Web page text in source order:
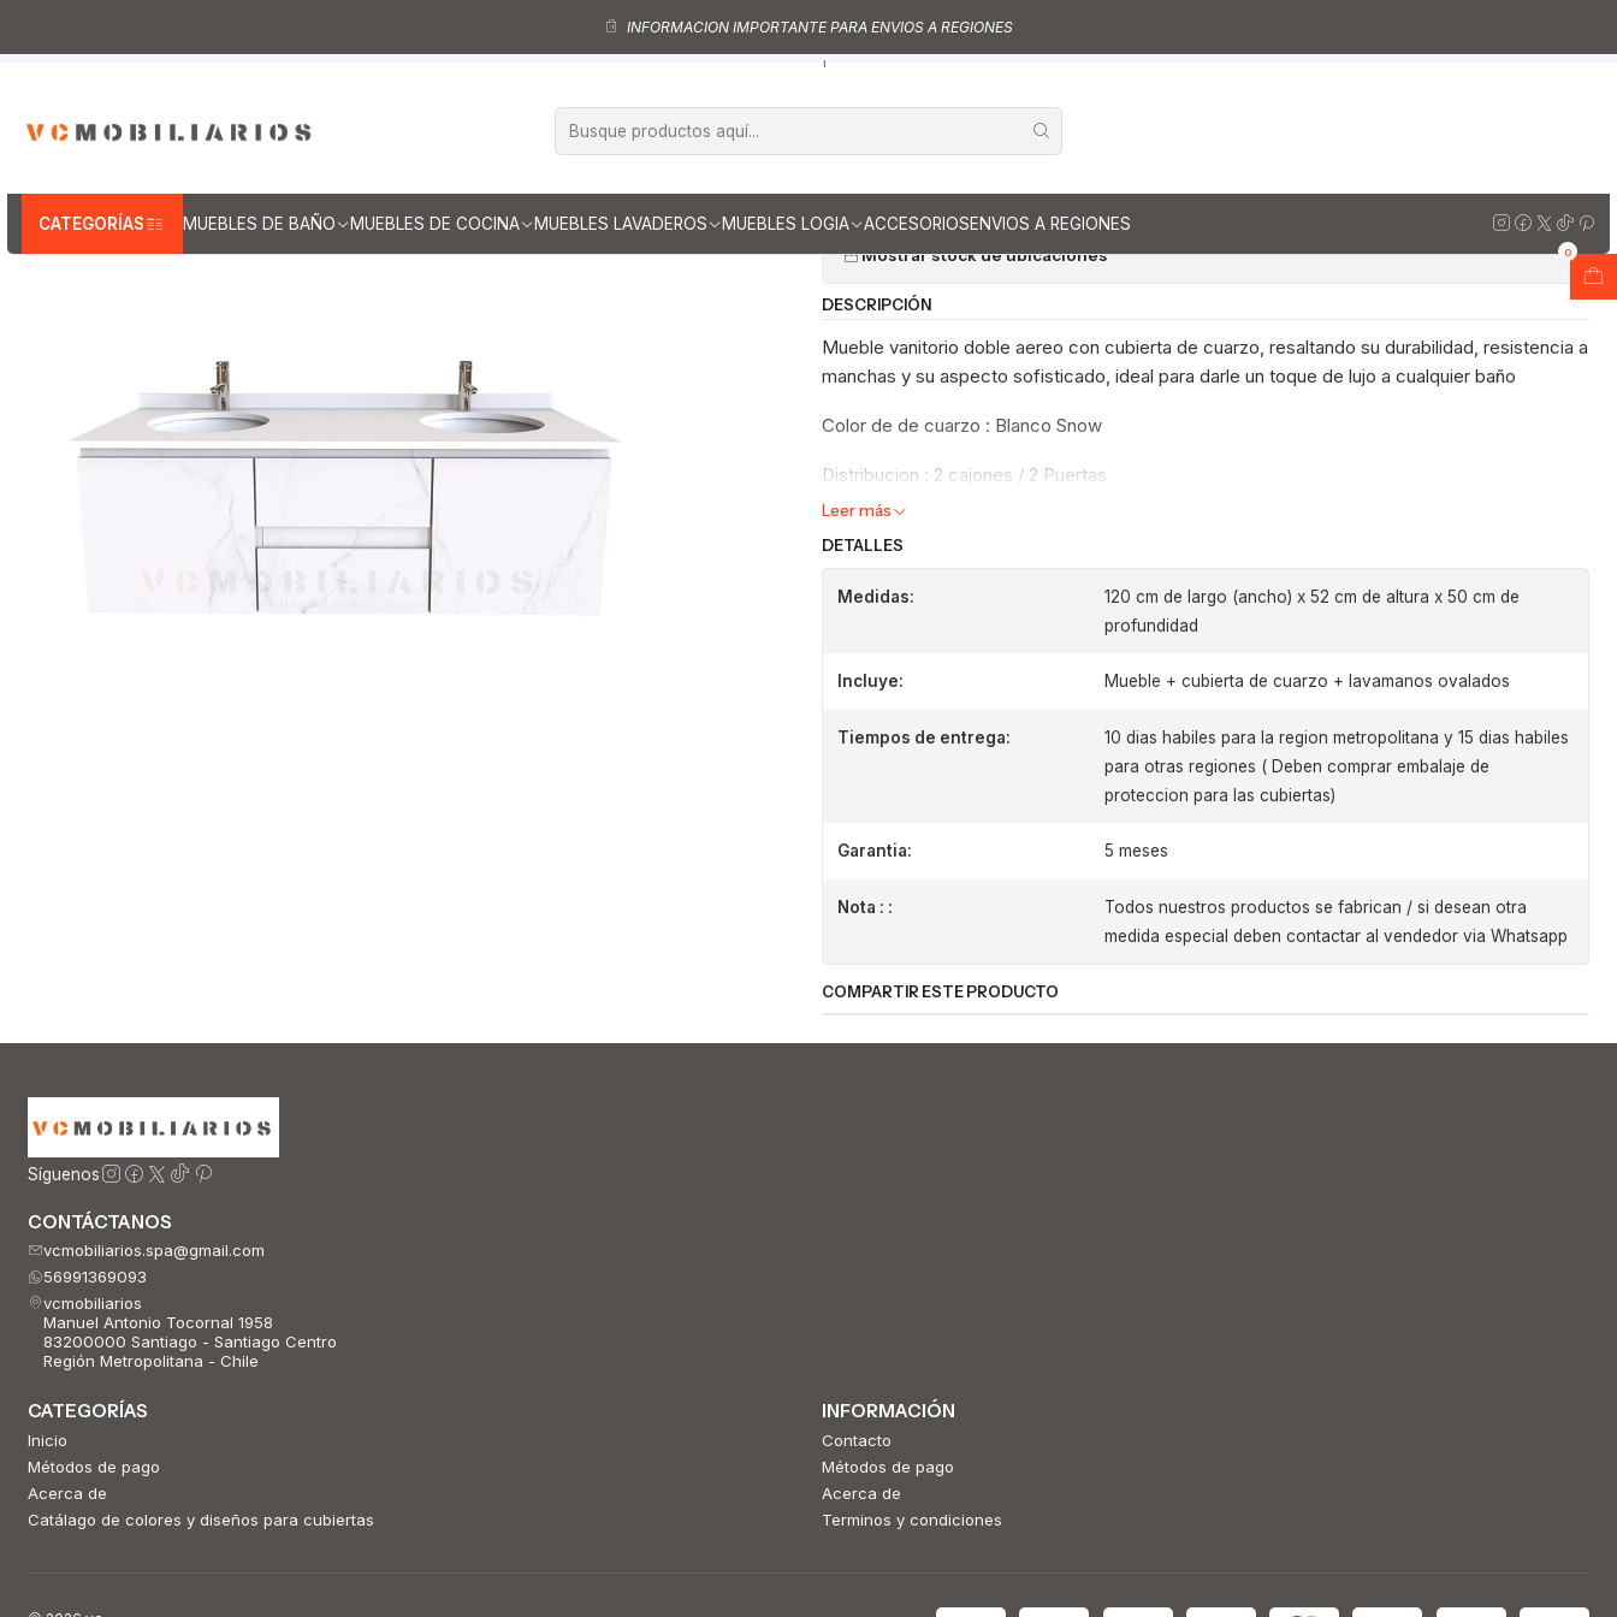
CATEGORÍAS MUEBLES DE BAÑO MUEBLES DE COCINA MUEBLES LAVADEROS MUEBLES LOGIA ACCESORIOSENVIOS A REGIONES
0
INFORMACION IMPORTANTE PARA ENVIOS A REGIONES
Muebles vanitorios aereo doble Mueble vanitorios aereo - Doble de cuarzo
Mueble vanitorio Doble Aéreo de 120 cm / M2-1223 -DA / Marmara
|
M2-1223 -DA / Marmara
Cantidad
Mostrar stock de ubicaciones
DESCRIPCIÓN
Mueble vanitorio doble aereo con cubierta de cuarzo, resaltando su durabilidad, resistencia a
manchas y su aspecto sofisticado, ideal para darle un toque de lujo a cualquier baño
Color de de cuarzo : Blanco Snow
Distribucion : 2 cajones / 2 Puertas
Leer más
DETALLES
Medidas:
120 cm de largo (ancho) x 52 cm de altura x 50 cm de
profundidad
Incluye: Mueble + cubierta de cuarzo + lavamanos ovalados
Tiempos de entrega:
10 dias habiles para la region metropolitana y 15 dias habiles
para otras regiones ( Deben comprar embalaje de
proteccion para las cubiertas)
Garantia: 5 meses
Nota : :
Todos nuestros productos se fabrican / si desean otra
medida especial deben contactar al vendedor via Whatsapp
COMPARTIR ESTE PRODUCTO
Síguenos
CONTÁCTANOS
vcmobiliarios.spa@gmail.com
56991369093
vcmobiliarios
Manuel Antonio Tocornal 1958
83200000 Santiago - Santiago Centro
Región Metropolitana - Chile
CATEGORÍAS
Inicio
Métodos de pago
Acerca de
Catálago de colores y diseños para cubiertas
INFORMACIÓN
Contacto
Métodos de pago
Acerca de
Terminos y condiciones